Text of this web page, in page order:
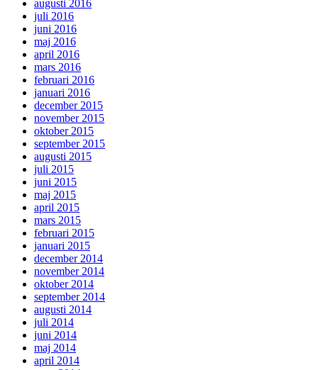
augusti 2016
juli 2016
juni 2016
maj 2016
april 2016
mars 2016
februari 2016
januari 2016
december 2015
november 2015
oktober 2015
september 2015
augusti 2015
juli 2015
juni 2015
maj 2015
april 2015
mars 2015
februari 2015
januari 2015
december 2014
november 2014
oktober 2014
september 2014
augusti 2014
juli 2014
juni 2014
maj 2014
april 2014